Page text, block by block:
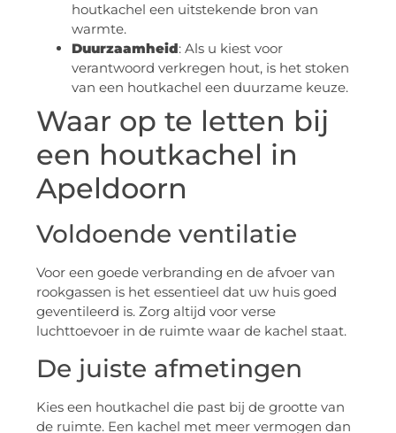
houtkachel een uitstekende bron van
warmte.
Duurzaamheid: Als u kiest voor
verantwoord verkregen hout, is het stoken
van een houtkachel een duurzame keuze.
Waar op te letten bij
een houtkachel in
Apeldoorn
Voldoende ventilatie
Voor een goede verbranding en de afvoer van
rookgassen is het essentieel dat uw huis goed
geventileerd is. Zorg altijd voor verse
luchttoevoer in de ruimte waar de kachel staat.
De juiste afmetingen
Kies een houtkachel die past bij de grootte van
de ruimte. Een kachel met meer vermogen dan